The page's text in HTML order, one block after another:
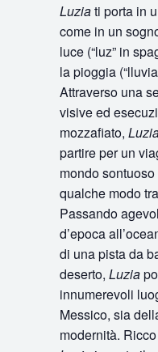
Luziati porta in
come in un
luce (“luz” in
la pioggia
Attraverso una
visive ed
mozzafiato,
partire per un
mondo
qualche modo
Passando
d’epoca
di una pista da
deserto, Luzia
innumerevoli
Messico, sia
modernità.